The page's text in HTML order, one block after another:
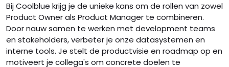
Bij Coolblue krijg je de unieke kans om de rollen van zowel
Product Owner als Product Manager te combineren.
Door nauw samen te werken met development teams
en stakeholders, verbeter je onze datasystemen en
interne tools. Je stelt de productvisie en roadmap op en
motiveert je collega's om concrete doelen te